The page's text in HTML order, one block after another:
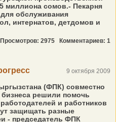
миллиона сомов.- Пекарня
для обслуживания
интернатов, детдомов и
Просмотров: 2975 Комментариев: 1
9 октября 2009
(ФПК) совместно
бизнеса решили помочь
и работников
защищать разные
- председатель ФПК